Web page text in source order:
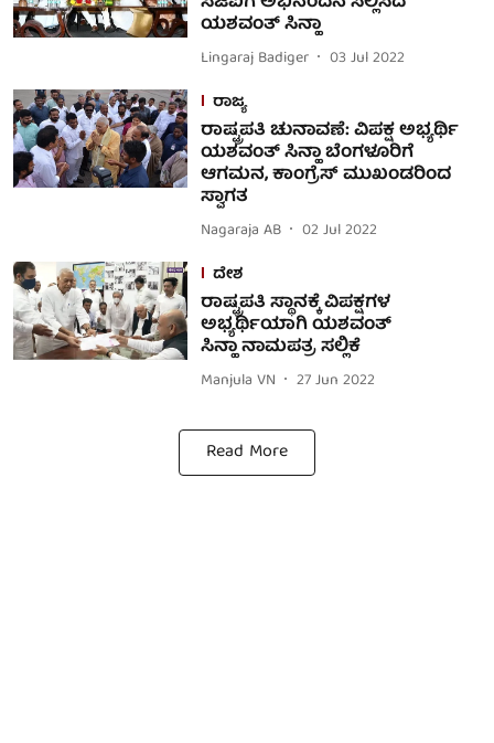
ಯಶವಂತ್ ಸಿನ್ಹಾ
Lingaraj Badiger
03 Jul 2022
ರಾಜ್ಯ
ರಾಷ್ಟ್ರಪತಿ ಚುನಾವಣೆ: ವಿಪಕ್ಷ ಅಭ್ಯರ್ಥಿ
ಯಶವಂತ್ ಸಿನ್ಹಾ ಬೆಂಗಳೂರಿಗೆ
ಆಗಮನ, ಕಾಂಗ್ರೆಸ್ ಮುಖಂಡರಿಂದ
ಸ್ವಾಗತ
Nagaraja AB
02 Jul 2022
ದೇಶ
ರಾಷ್ಟ್ರಪತಿ ಸ್ಥಾನಕ್ಕೆ ವಿಪಕ್ಷಗಳ
ಅಭ್ಯರ್ಥಿಯಾಗಿ ಯಶವಂತ್‌
ಸಿನ್ಹಾ ನಾಮಪತ್ರ ಸಲ್ಲಿಕೆ
Manjula VN 27 Jun 2022
Read More